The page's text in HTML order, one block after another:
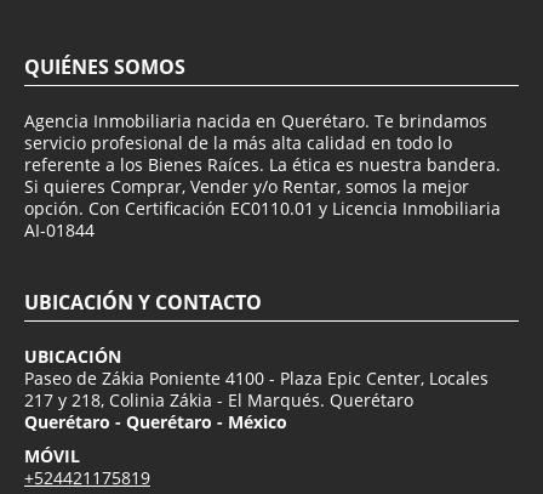
QUIÉNES SOMOS
Agencia Inmobiliaria nacida en Querétaro. Te brindamos
servicio profesional de la más alta calidad en todo lo
referente a los Bienes Raíces. La ética es nuestra bandera.
Si quieres Comprar, Vender y/o Rentar, somos la mejor
opción. Con Certificación EC0110.01 y Licencia Inmobiliaria
AI-01844
UBICACIÓN Y CONTACTO
UBICACIÓN
Paseo de Zákia Poniente 4100 - Plaza Epic Center, Locales
217 y 218, Colinia Zákia - El Marqués. Querétaro
Querétaro - Querétaro - México
MÓVIL
+524421175819